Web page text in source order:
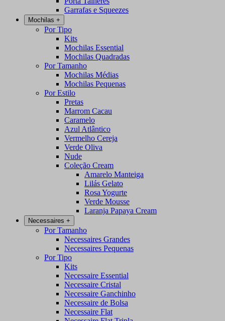
Garrafas e Squeezes
Mochilas +
Por Tipo
Kits
Mochilas Essential
Mochilas Quadradas
Por Tamanho
Mochilas Médias
Mochilas Pequenas
Por Estilo
Pretas
Marrom Cacau
Caramelo
Azul Atlântico
Vermelho Cereja
Verde Oliva
Nude
Coleção Cream
Amarelo Manteiga
Lilás Gelato
Rosa Yogurte
Verde Mousse
Laranja Papaya Cream
Necessaires +
Por Tamanho
Necessaires Grandes
Necessaires Pequenas
Por Tipo
Kits
Necessaire Essential
Necessaire Cristal
Necessaire Ganchinho
Necessaire de Bolsa
Necessaire Flat